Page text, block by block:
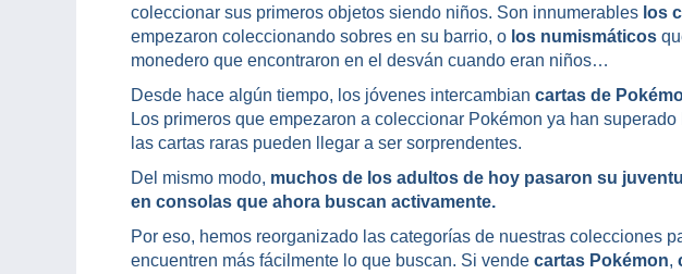
coleccionar sus primeros objetos siendo niños. Son innumerables los
empezaron coleccionando sobres en su barrio, o los numismáticos
monedero que encontraron en el desván cuando eran niños…
Desde hace algún tiempo, los jóvenes intercambian cartas de
Los primeros que empezaron a coleccionar Pokémon ya han
las cartas raras pueden llegar a ser sorprendentes.
Del mismo modo, muchos de los adultos de hoy pasaron su
en consolas que ahora buscan activamente.
Por eso, hemos reorganizado las categorías de nuestras colecciones
encuentren más fácilmente lo que buscan. Si vende cartas Pokémon,